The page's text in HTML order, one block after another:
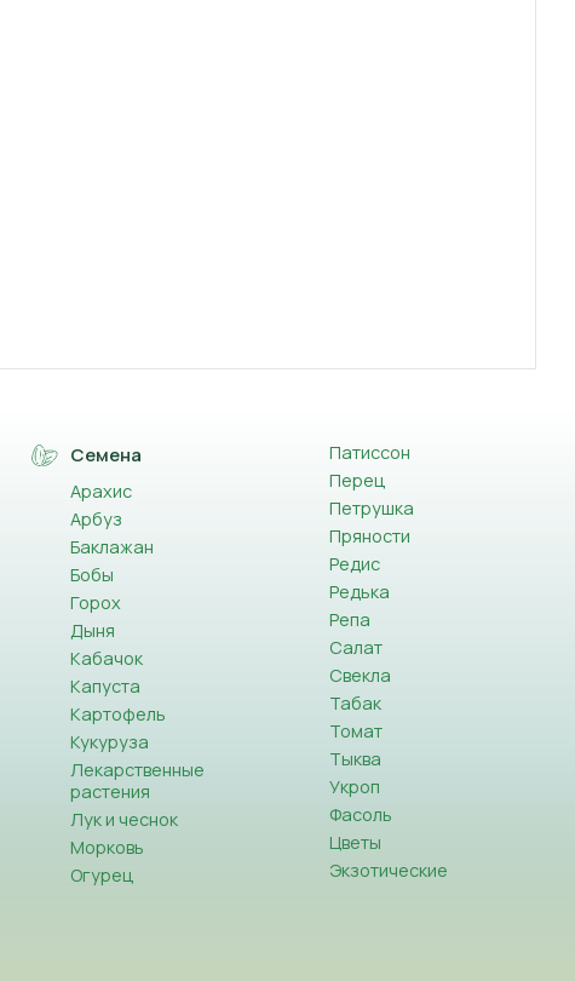
Семена
Арахис
Арбуз
Баклажан
Бобы
Горох
Дыня
Кабачок
Капуста
Картофель
Кукуруза
Лекарственные
растения
Лук и чеснок
Морковь
Огурец
Патиссон
Перец
Петрушка
Пряности
Редис
Редька
Репа
Салат
Свекла
Табак
Томат
Тыква
Укроп
Фасоль
Цветы
Экзотические